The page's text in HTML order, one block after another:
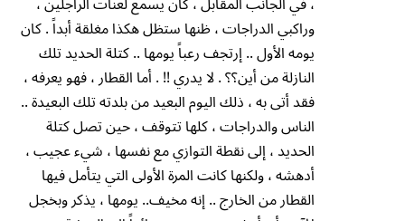
وراكبي الدراجات ، ظنها ستظل هكذا مغلقة أبداً . كان
يومه الأول .. إرتجف رعباً يومها .. كتلة الحديد تلك
النازلة من أين؟؟ . لا يدري !! . أما القطار ، فهو يعرفه ،
فقد أتى به ، ذلك اليوم البعيد من بلدته تلك البعيدة ..
الناس والدراجات ، كلها تتوقف ، حين تصل كتلة
الحديد ، إلى نقطة التوازي مع نفسها ، شيء عجيب ،
أدهشه ، ولكنها كانت المرة الأولى التي يتأمل فيها
القطار من الخارج .. إنه مخيف.. يومها ، يذكر وبخجل